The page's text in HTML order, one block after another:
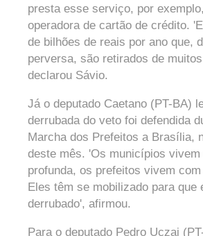
presta esse serviço, por
operadora de cartão de crédito.
de bilhões de reais por ano que,
perversa, são retirados de
declarou Sávio.
Já o deputado Caetano (PT-BA)
derrubada do veto foi defendida
Marcha dos Prefeitos a Brasília,
deste mês. 'Os municípios
profunda, os prefeitos vivem
Eles têm se mobilizado para que
derrubado', afirmou.
Para o deputado Pedro Uczai